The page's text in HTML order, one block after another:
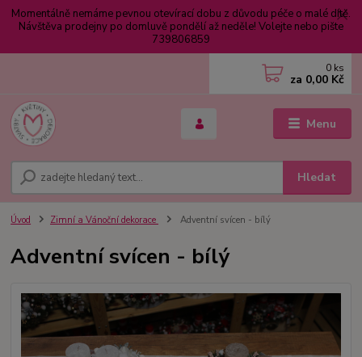
Momentálně nemáme pevnou otevírací dobu z důvodu péče o malé dítě.
Návštěva prodejny po domluvě pondělí až neděle! Volejte nebo pište
739806859
Menu
Hledat
0 ks
za 0,00 Kč
Úvod Zimní a Vánoční dekorace Adventní svícen - bílý
Adventní svícen - bílý